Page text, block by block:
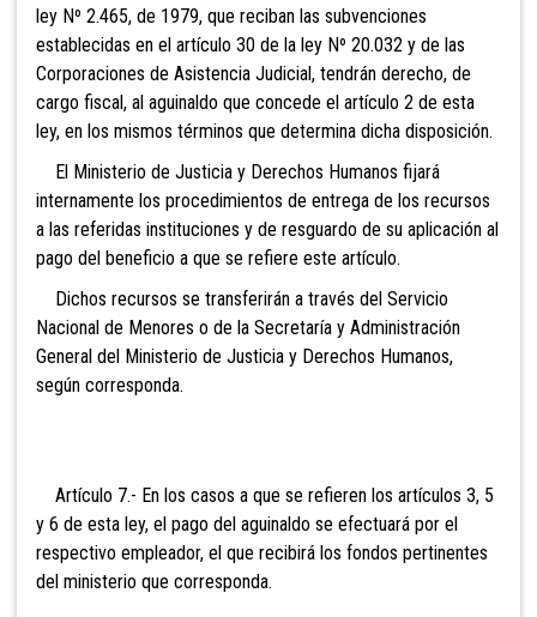
ley Nº 2.465, de 1979, que reciban las subvenciones
establecidas en el artículo 30 de la ley Nº 20.032 y de las
Corporaciones de Asistencia Judicial, tendrán derecho, de
cargo fiscal, al aguinaldo que concede el artículo 2 de esta
ley, en los mismos términos que determina dicha disposición.
El Ministerio de Justicia y Derechos Humanos fijará
internamente los procedimientos de entrega de los recursos
a las referidas instituciones y de resguardo de su aplicación al
pago del beneficio a que se refiere este artículo.
Dichos recursos se transferirán a través del Servicio
Nacional de Menores o de la Secretaría y Administración
General del Ministerio de Justicia y Derechos Humanos,
según corresponda.
Artículo 7.- En los casos a que se refieren los artículos 3, 5
y 6 de esta ley, el pago del aguinaldo se efectuará por el
respectivo empleador, el que recibirá los fondos pertinentes
del ministerio que corresponda.